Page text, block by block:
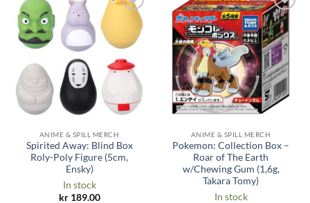
ønskeliste
ANIME & SPILL MERCH
Spirited Away: Blind Box
Roly-Poly Figure (5cm,
Ensky)
In stock
kr189.00
Legg til i
ønskeliste
ANIME & SPILL MERCH
Pokemon: Collection Box –
Roar of The Earth
w/Chewing Gum (1,6g,
Takara Tomy)
In stock